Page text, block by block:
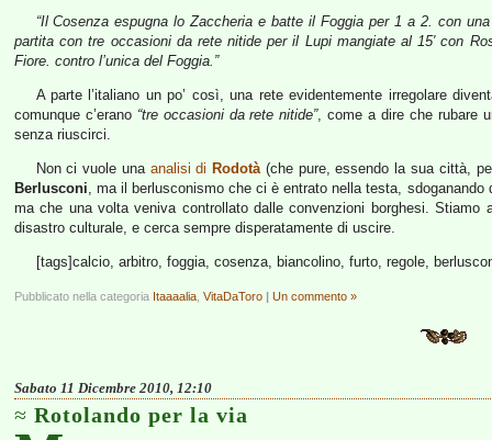
“Il Cosenza espugna lo Zaccheria e batte il Foggia per 1 a 2. con
partita con tre occasioni da rete nitide per il Lupi mangiate al 15′ con
Fiore. contro l’unica del Foggia.”
A parte l’italiano un po’ così, una rete evidentemente irregolare
comunque c’erano “tre occasioni da rete nitide”, come a dire che rubare
senza riuscirci.
Non ci vuole una analisi di Rodotà(che pure, essendo la sua città,
Berlusconi, ma il berlusconismo che ci è entrato nella testa,
ma che una volta veniva controllato dalle convenzioni borghesi.
disastro culturale, e cerca sempre disperatamente di uscire.
[tags]calcio, arbitro, foggia, cosenza, biancolino, furto, regole,
Pubblicato nella categoria Itaaaalia VitaDaToro | Un commento »
Sabato 11 Dicembre 2010, 12:10
Rotolando per la via